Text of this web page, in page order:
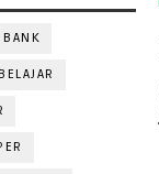
BANK